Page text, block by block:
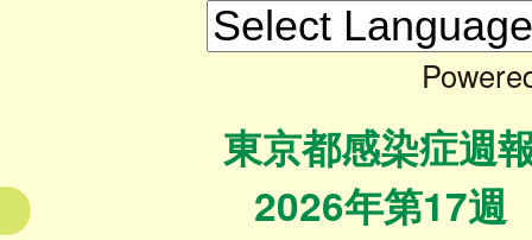
東京都感染症週
2026年第17週